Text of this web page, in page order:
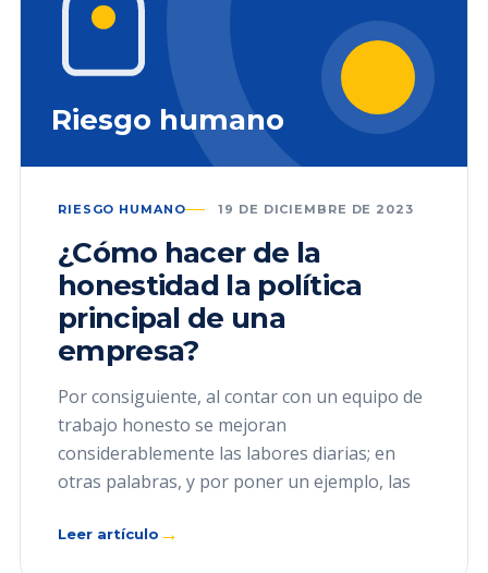
Riesgo humano
RIESGO HUMANO 19 DE DICIEMBRE DE 2023
¿Cómo hacer de la
honestidad la política
principal de una
empresa?
Por consiguiente, al contar con un equipo de
trabajo honesto se mejoran
considerablemente las labores diarias; en
otras palabras, y por poner un ejemplo, las
Leer artículo →